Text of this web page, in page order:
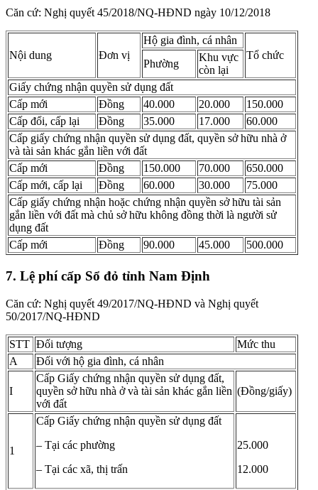
Căn cứ: Nghị quyết 45/2018/NQ-HĐND ngày 10/12/2018
Nội dung Đơn vị
Hộ gia đình, cá nhân
Tổ chức
Phường
Khu vực
còn lại
Giấy chứng nhận quyền sử dụng đất
Cấp mới
Đồng 40.000 20.000
150.000
Cấp đổi, cấp lại
Đồng 35.000 17.000
60.000
Cấp giấy chứng nhận quyền sử dụng đất, quyền sở hữu nhà ở
và tài sản khác gắn liền với đất
Cấp mới
Đồng 150.000 70.000
650.000
Cấp mới, cấp lại
Đồng 60.000 30.000
75.000
Cấp giấy chứng nhận hoặc chứng nhận quyền sở hữu tài sản
gắn liền với đất mà chủ sở hữu không đồng thời là người sử
dụng đất
Cấp mới
Đồng 90.000 45.000 500.000
7. Lệ phí cấp Sổ đỏ tỉnh Nam Định
Căn cứ: Nghị quyết 49/2017/NQ-HĐND và Nghị quyết
50/2017/NQ-HĐND
STT Đối tượng
Mức thu
A
Đối với hộ gia đình, cá nhân
I
Cấp Giấy chứng nhận quyền sử dụng đất,
quyền sở hữu nhà ở và tài sản khác gắn liền
với đất
(Đồng/giấy)
1
Cấp Giấy chứng nhận quyền sử dụng đất
– Tại các phường
– Tại các xã, thị trấn
25.000
12.000